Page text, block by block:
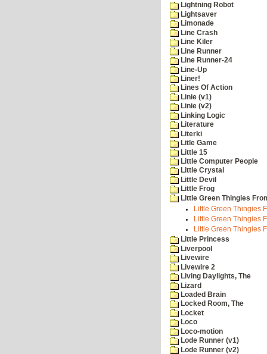
Lightning Robot
Lightsaver
Limonade
Line Crash
Line Kiler
Line Runner
Line Runner-24
Line-Up
Liner!
Lines Of Action
Linie (v1)
Linie (v2)
Linking Logic
Literature
Literki
Litle Game
Little 15
Little Computer People
Little Crystal
Little Devil
Little Frog
Little Green Thingies
Little Green Thingies
Little Green Thingies
Little Green Thingies
Little Princess
Liverpool
Livewire
Livewire 2
Living Daylights, The
Lizard
Loaded Brain
Locked Room, The
Locket
Loco
Loco-motion
Lode Runner (v1)
Lode Runner (v2)